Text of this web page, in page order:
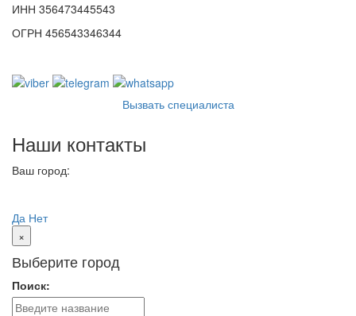
ИНН 356473445543
ОГРН 456543346344
Вызвать специалиста
Наши контакты
Ваш город:
Да Нет
×
Выберите город
Поиск: